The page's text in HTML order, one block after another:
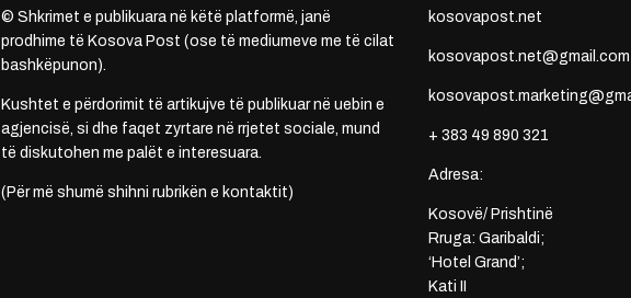
© Shkrimet e publikuara në këtë platformë, janë
prodhime të Kosova Post (ose të mediumeve me të cilat
bashkëpunon).
Kushtet e përdorimit të artikujve të publikuar në uebin e
agjencisë, si dhe faqet zyrtare në rrjetet sociale, mund
të diskutohen me palët e interesuara.
(Për më shumë shihni rubrikën e kontaktit)
kosovapost.net
kosovapost.net@gmail.com
+ 383 49 890 321
Adresa:
Kosovë/ Prishtinë
Rruga: Garibaldi;
‘Hotel Grand’;
Kati II